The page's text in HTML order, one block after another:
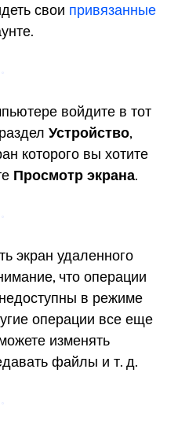
свои привязанные
войдите в тот
Устройство,
которого вы хотите
Просмотр экрана.
экран удаленного
что операции
в режиме
операции все еще
изменять
файлы и т. д.